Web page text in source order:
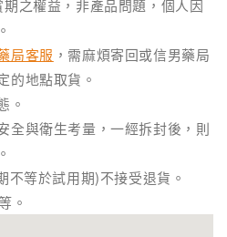
之權益，非產品問題，個人因
局客服 ，需麻煩寄回或信男藥局
的地點取貨。
。
全與衛生考量，一經拆封後，則
不等於試用期)不接受退貨。
。